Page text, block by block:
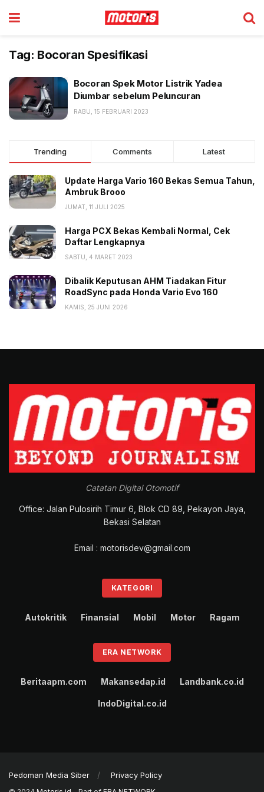
Tag: Bocoran Spesifikasi
Bocoran Spek Motor Listrik Yadea
Diumbar sebelum Peluncuran
RABU, 15 FEBRUARI 2023
Trending Comments Latest
Update Harga Vario 160 Bekas Semua Tahun,
Ambruk Brooo
JUMAT, 11 JULI 2025
Harga PCX Bekas Kembali Normal, Cek
Daftar Lengkapnya
SABTU, 4 MARET 2023
Dibalik Keputusan AHM Tiadakan Fitur
RoadSync pada Honda Vario Evo 160
KAMIS, 25 JUNI 2026
Catatan Digital Otomotif
Office: Jalan Pulosirih Timur 6, Blok CD 89, Pekayon Jaya,
Bekasi Selatan
Email : motorisdev@gmail.com
KATEGORI
Autokritik Finansial Mobil Motor Ragam
ERA NETWORK
Beritaapm.com Makansedap.id Landbank.co.id
IndoDigital.co.id
Pedoman Media Siber Privacy Policy